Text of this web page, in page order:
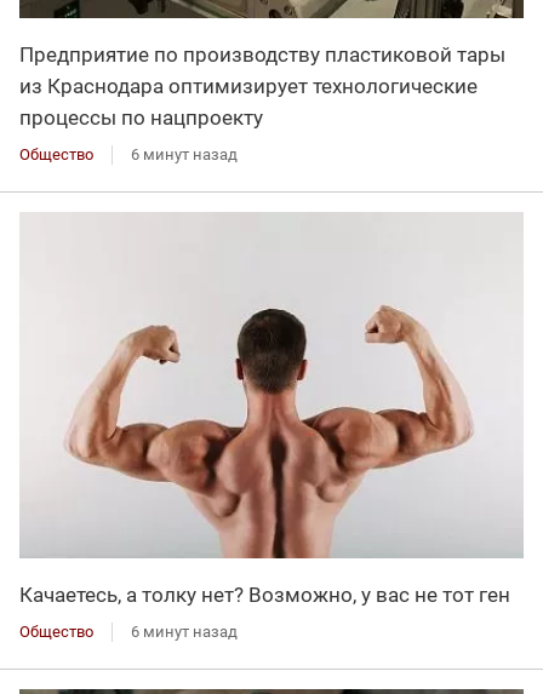
Предприятие по производству пластиковой тары
из Краснодара оптимизирует технологические
процессы по нацпроекту
Общество 6 минут назад
Качаетесь, а толку нет? Возможно, у вас не тот ген
Общество 6 минут назад